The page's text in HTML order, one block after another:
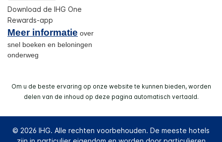
Download de IHG One
Rewards-app
Meer informatie over
snel boeken en beloningen
onderweg
Om u de beste ervaring op onze website te kunnen bieden, worden
delen van de inhoud op deze pagina automatisch vertaald.
© 2026 IHG. Alle rechten voorbehouden. De meeste hotels